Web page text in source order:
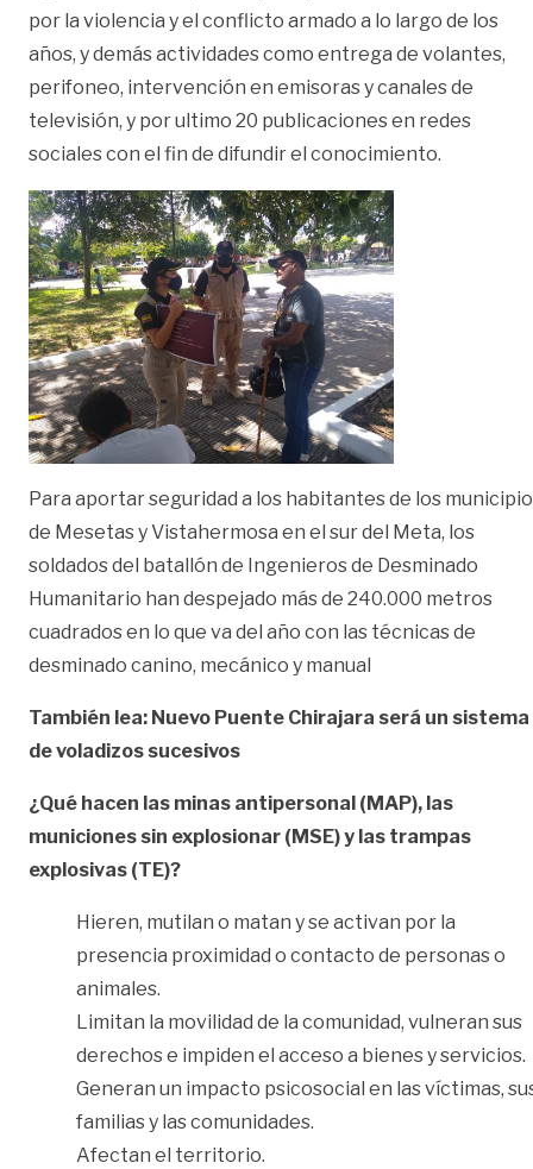
por la violencia y el conflicto armado a lo largo de los
años, y demás actividades como entrega de volantes,
perifoneo, intervención en emisoras y canales de
televisión, y por ultimo 20 publicaciones en redes
sociales con el fin de difundir el conocimiento.
Para aportar seguridad a los habitantes de los
de Mesetas y Vistahermosa en el sur del Meta, los
soldados del batallón de Ingenieros de Desminado
Humanitario han despejado más de 240.000 metros
cuadrados en lo que va del año con las técnicas de
desminado canino, mecánico y manual
También lea: Nuevo Puente Chirajara será un sistema
de voladizos sucesivos
¿Qué hacen las minas antipersonal (MAP), las
municiones sin explosionar (MSE) y las trampas
explosivas (TE)?
Hieren, mutilan o matan y se activan por la
presencia proximidad o contacto de personas o
animales.
Limitan la movilidad de la comunidad, vulneran sus
derechos e impiden el acceso a bienes y servicios.
Generan un impacto psicosocial en las víctimas,
familias y las comunidades.
Afectan el territorio.